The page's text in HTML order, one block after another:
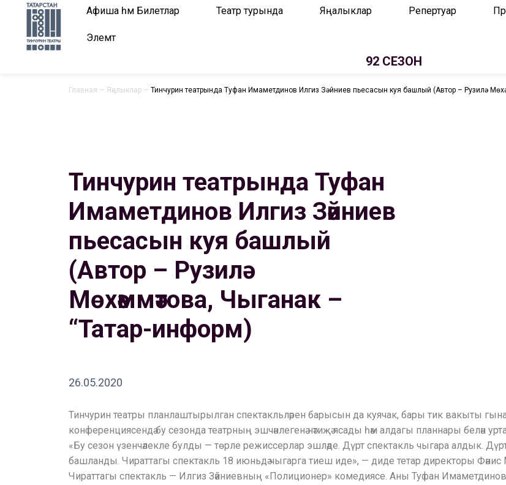
Афиша һәм Билетлар Театр турында Яңалыклар Репертуар
Элемтә
92 СЕЗОН
Главная — Яңалыклар — Тинчурин театрында Туфан Имаметдинов Илгиз Зәйниев пьесасын куя башлый (Автор – Рузилә
Тинчурин театрында Туфан
Имаметдинов Илгиз Зәйниев
пьесасын куя башлый
(Автор – Рузилә
Мөхәммәтова, Чыганак –
“Татар-информ)
26.05.2020
Тинчурин театры планлаштырылган спектакльләрен барысын да куячак, бары тик вакыты гына
конференциясендә бу сезонда театрның эшчәнлегенә нәтиҗә ясады һәм алдагы планнары белән
«Бу сезон үзенчәлекле булды — төрле режиссерлар эшләде. Дүрт спектакль чыгара алдык.
башланды. Чираттагы спектакль 18 июньдә чыгарга тиеш иде», — диде тетар директоры Фәнис
Чираттагы спектакль — Илгиз Зәйниевның «Полиционер» комедиясе. Аны Туфан Имаметдинов